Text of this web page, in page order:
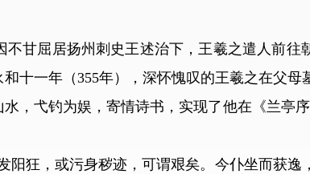
屈居扬州刺史王述治下，王羲之遣人前往
十一年（355年），深怀愧叹的王羲之在父母
，弋钓为娱，寄情诗书，实现了他在《兰亭
狂，或污身秽迹，可谓艰矣。今仆坐而获逸